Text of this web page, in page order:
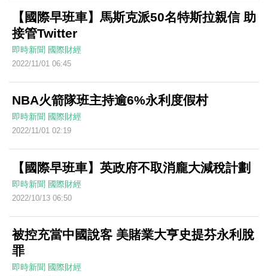
【國際早班車】馬斯克派50名特斯拉親信 助
接管Twitter
即時新聞 國際財經
2022/11/01 06:45
NBA火箭隊班主持逾6%永利度假村
即時新聞 國際財經
2022/11/01 02:19
【國際早班車】英政府不取消龐大減稅計劃
即時新聞 國際財經
2022/10/13 06:50
被控充當中國說客 美賭業大亨史提芬永利脫
罪
即時新聞 國際財經